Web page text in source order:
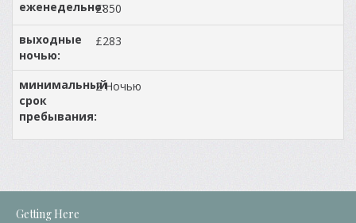
£850
£283
2 Ночью
Getting Here